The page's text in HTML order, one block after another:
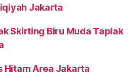
Jakarta
Skirting Biru Muda Taplak
Hitam Area Jakarta